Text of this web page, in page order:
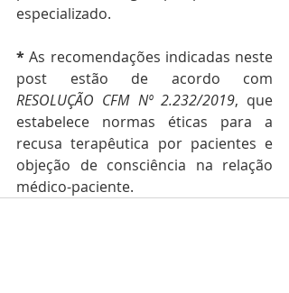
especializado.
* As recomendações indicadas neste
RESOLUÇÃO CFM Nº 2.232/2019, que
estabelece normas éticas para a
recusa terapêutica por pacientes e
objeção de consciência na relação
médico-paciente.